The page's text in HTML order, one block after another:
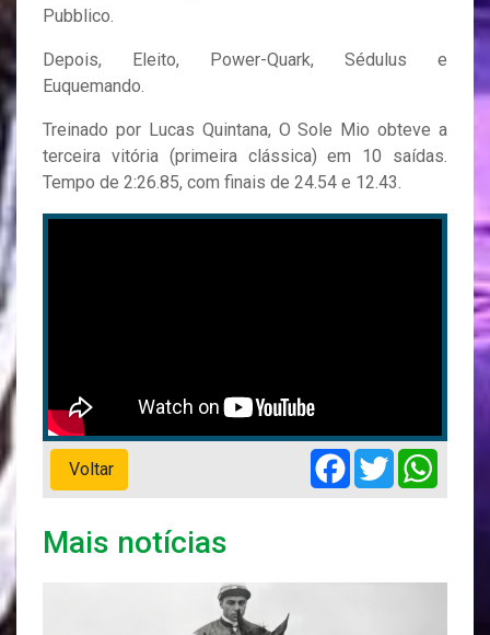
Pubblico.
Depois, Eleito, Power-Quark, Sédulus e
Euquemando.
Treinado por Lucas Quintana, O Sole Mio obteve a
terceira vitória (primeira clássica) em 10 saídas.
Tempo de 2:26.85, com finais de 24.54 e 12.43.
Voltar
Facebook
Twitter
Mais notícias